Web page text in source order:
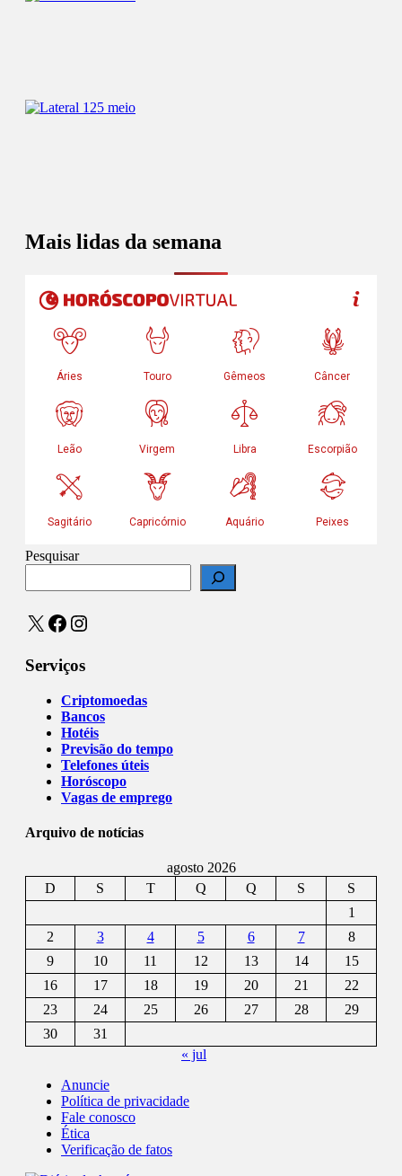
Mais lidas da semana
Pesquisar
X Facebook
Instagram
Serviços
Criptomoedas
Bancos
Hotéis
Previsão do tempo
Telefones úteis
Horóscopo
Vagas de emprego
Arquivo de notícias
agosto 2026
D
S T Q Q S
S
1
2
3 4 5 6 7
8
9
10 11 12 13 14
15
16
17 18 19 20 21
22
23
24 25 26 27 28
29
30
31
« jul
Anuncie
Política de privacidade
Fale conosco
Ética
Verificação de fatos